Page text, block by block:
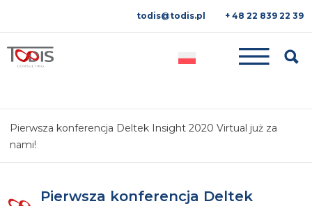
todis@todis.pl + 48 22 839 22 39
Pierwsza konferencja Deltek Insight 2020 Virtual już za
nami!
Pierwsza konferencja Deltek